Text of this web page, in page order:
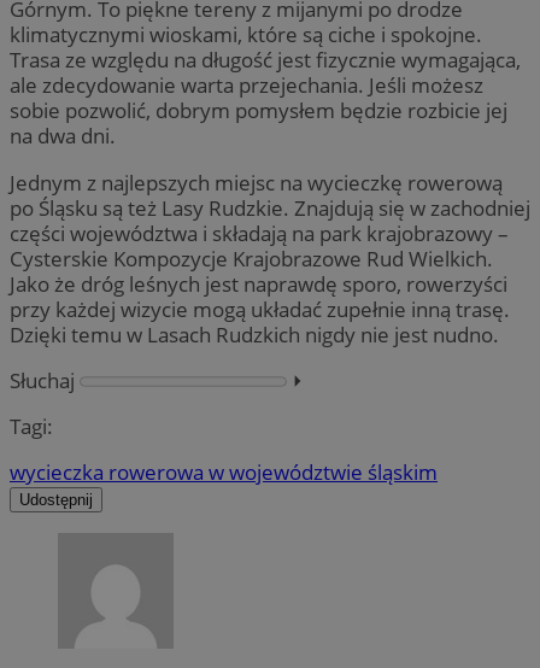
Górnym. To piękne tereny z mijanymi po drodze
klimatycznymi wioskami, które są ciche i spokojne.
Trasa ze względu na długość jest fizycznie wymagająca,
ale zdecydowanie warta przejechania. Jeśli możesz
sobie pozwolić, dobrym pomysłem będzie rozbicie jej
na dwa dni.
Jednym z najlepszych miejsc na wycieczkę rowerową
po Śląsku są też Lasy Rudzkie. Znajdują się w zachodniej
części województwa i składają na park krajobrazowy –
Cysterskie Kompozycje Krajobrazowe Rud Wielkich.
Jako że dróg leśnych jest naprawdę sporo, rowerzyści
przy każdej wizycie mogą układać zupełnie inną trasę.
Dzięki temu w Lasach Rudzkich nigdy nie jest nudno.
Słuchaj
⏵︎
Tagi:
wycieczka rowerowa w województwie śląskim
Udostępnij